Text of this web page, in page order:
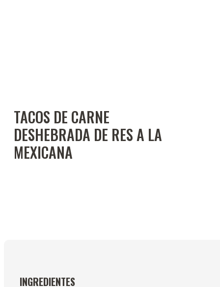
TACOS DE CARNE
DESHEBRADA DE RES A LA
MEXICANA
INGREDIENTES